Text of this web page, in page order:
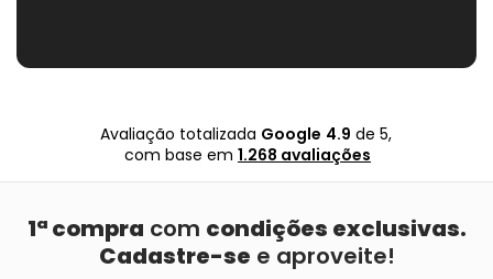
Avaliação totalizada Google 4.9 de 5,
com base em 1.268 avaliações